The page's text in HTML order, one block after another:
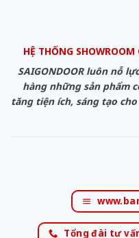
HỆ THỐNG
SAIGONDOOR luôn nỗ
hàng những sản phẩm
tăng tiện ích, sáng tạo
Tổng đài tư